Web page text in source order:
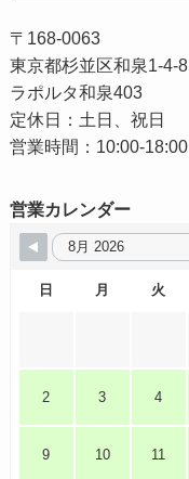
〒168-0063
東京都杉並区和泉1-4-8
ラポルタ和泉403
定休日：土日、祝日
営業時間：10:00-18:00
営業カレンダー
日 月 火
2 3 4
9 10 11